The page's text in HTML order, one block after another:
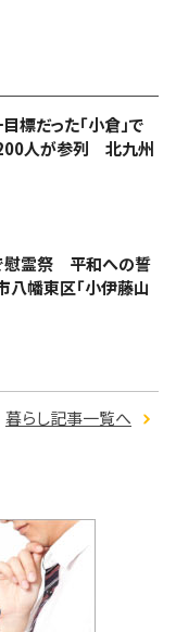
だった「小倉」で
人が参列 北九州
慰霊祭 平和への誓
幡東区「小伊藤山
暮らし記事一覧へ